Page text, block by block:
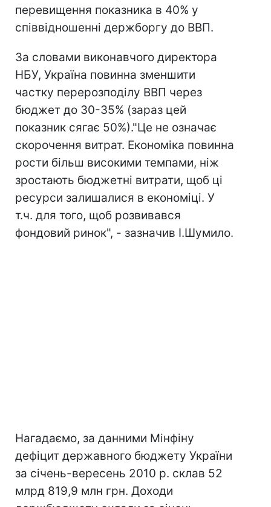
перевищення показника в 40% у
співвідношенні держборгу до ВВП.
За словами виконавчого директора
НБУ, Україна повинна зменшити
частку перерозподілу ВВП через
бюджет до 30-35% (зараз цей
показник сягає 50%)."Це не означає
скорочення витрат. Економіка повинна
рости більш високими темпами, ніж
зростають бюджетні витрати, щоб ці
ресурси залишалися в економіці. У
т.ч. для того, щоб розвивався
фондовий ринок", - зазначив І.Шумило.
Нагадаємо, за данними Мінфіну
дефіцит державного бюджету України
за січень-вересень 2010 р. склав 52
млрд 819,9 млн грн. Доходи